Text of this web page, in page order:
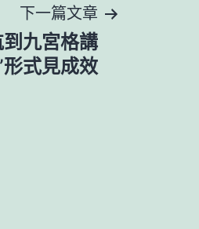
下一篇文章
九宮格講
式見成效